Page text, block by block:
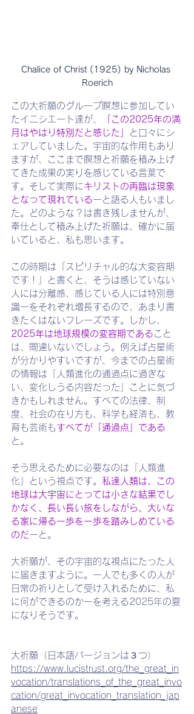
Chalice of Christ (1925) by Nicholas
Roerich
この大祈願のグループ瞑想に参加してい
たイニシエート達が、
「この2025年の満
月はやはり特別だと感じた」
と口々にシ
ェアしていました。宇宙的な作用もあり
ますが、ここまで瞑想と祈願を積み上げ
てきた成果の実りを感じている言葉で
す。そして実際に キリストの再臨は現象
となって現れているーと語る人もいまし
た。どのような？は書き残しませんが、
奉仕として積み上げた祈願は、確かに届
いていると、私も思います。
この時期は「スピリチャル的な大変容期
です！」と書くと、そうは感じていない
人には分離感、感じている人には特別意
識ーをそれぞれ増長するので、あまり書
きたくはないフレーズです。しかし、
2025年は地球規模の変容期である こと
は、間違いないでしょう。例えば占星術
が分かりやすいですが、今までの占星術
の情報は「人類進化の通過点に過ぎな
い、変化しうる内容だった」ことに気づ
きかもしれません。すべての法律、制
度、社会の在り方も、科学も経済も、教
育も芸術も すべてが「通過点」である
と。
そう思えるために必要なのは「人類進
化」という視点です。 私達人類は、この
地球は大宇宙にとっては小さな結果でし
かなく、長い長い旅をしながら、大いな
る家に帰る一歩を一歩を踏みしめている
のだーと。
大祈願が、その宇宙的な視点にたった人
に届きますように。一人でも多くの人が
日常の祈りとして受け入れるために、私
に何ができるのかーを考える2025年の夏
になりそうです。
大祈願（日本語バージョンは３つ）
https://www.lucistrust.org/the_great_in
vocation/translations_of_the_great_invo
cation/great_invocation_translation_jap
anese